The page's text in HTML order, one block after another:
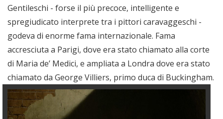
Gentileschi - forse il più precoce, intelligente e
spregiudicato interprete tra i pittori caravaggeschi -
godeva di enorme fama internazionale. Fama
accresciuta a Parigi, dove era stato chiamato alla corte
di Maria de’ Medici, e ampliata a Londra dove era stato
chiamato da George Villiers, primo duca di Buckingham.